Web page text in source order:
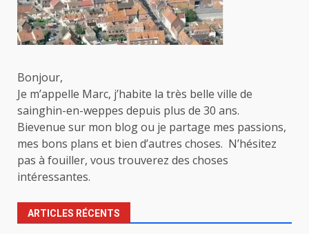
Bonjour,
Je m’appelle Marc, j’habite la très belle ville de
sainghin-en-weppes depuis plus de 30 ans.
Bievenue sur mon blog ou je partage mes passions,
mes bons plans et bien d’autres choses. N’hésitez
pas à fouiller, vous trouverez des choses
intéressantes.
ARTICLES RÉCENTS